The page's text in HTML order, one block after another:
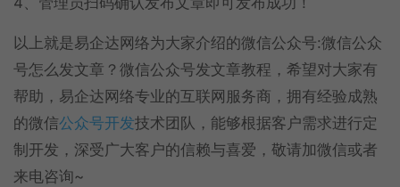
以上就是易企达网络为大家介绍的微信公众号:微信公众
号怎么发文章？微信公众号发文章教程，希望对大家有
帮助，易企达网络专业的互联网服务商，拥有经验成熟
的微信公众号开发技术团队，能够根据客户需求进行定
制开发，深受广大客户的信赖与喜爱，敬请加微信或者
来电咨询~